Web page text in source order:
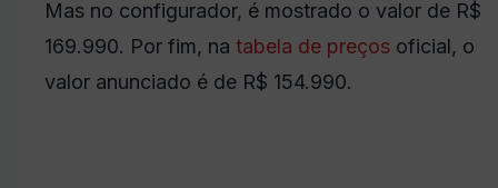
Mas no configurador, é mostrado o valor de R$
169.990. Por fim, na tabela de preços oficial, o
valor anunciado é de R$ 154.990.